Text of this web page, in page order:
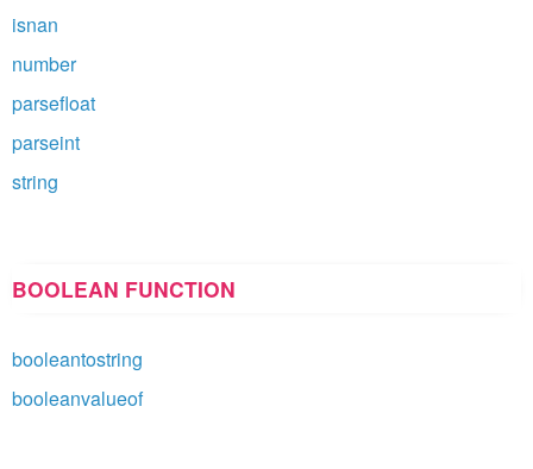
isnan
number
parsefloat
parseint
string
BOOLEAN FUNCTION
booleantostring
booleanvalueof